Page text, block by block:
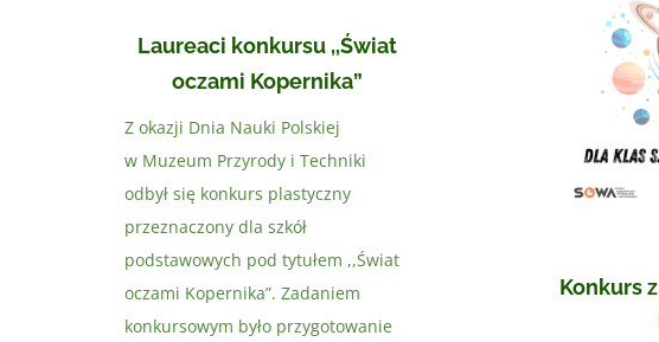
Laureaci konkursu ,,Świat
oczami Kopernika”
Z okazji Dnia Nauki Polskiej
w Muzeum Przyrody i Techniki
odbył się konkurs plastyczny
przeznaczony dla szkół
podstawowych pod tytułem ,,Świat
oczami Kopernika”. Zadaniem
konkursowym było przygotowanie
Konkurs